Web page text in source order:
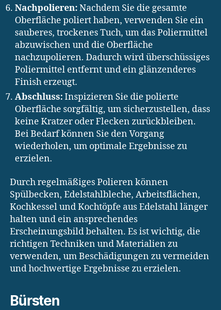
Nachpolieren:Nachdem Sie die gesamte
Oberfläche poliert haben, verwenden Sie ein
sauberes, trockenes Tuch, um das Poliermittel
abzuwischen und die Oberfläche
nachzupolieren. Dadurch wird überschüssiges
Poliermittel entfernt und ein glänzenderes
Finish erzeugt.
Abschluss:Inspizieren Sie die polierte
Oberfläche sorgfältig, um sicherzustellen, dass
keine Kratzer oder Flecken zurückbleiben.
Bei Bedarf können Sie den Vorgang
wiederholen, um optimale Ergebnisse zu
erzielen.
Durch regelmäßiges Polieren können
Spülbecken, Edelstahlbleche, Arbeitsflächen,
Kochkessel und Kochtöpfe aus Edelstahl länger
halten und ein ansprechendes
Erscheinungsbild behalten. Es ist wichtig, die
richtigen Techniken und Materialien zu
verwenden, um Beschädigungen zu vermeiden
und hochwertige Ergebnisse zu erzielen.
Bürsten